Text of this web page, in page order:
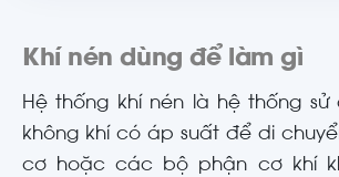
Khí nén dùng để làm gì
Hệ thống khí nén là hệ thống sử
không khí có áp suất để di
cơ hoặc các bộ phận cơ khí